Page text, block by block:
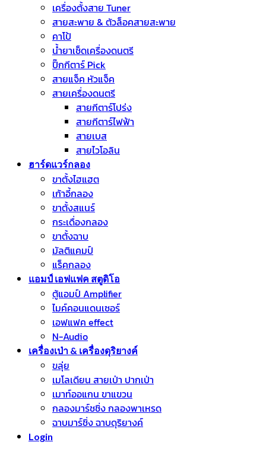
เครื่องตั้งสาย Tuner
สายสะพาย & ตัวล็อคสายสะพาย
คาโป้
น้ำยาเช็ดเครื่องดนตรี
ปิ๊กกีตาร์ Pick
สายแจ็ค หัวแจ็ค
สายเครื่องดนตรี
สายกีตาร์โปร่ง
สายกีตาร์ไฟฟ้า
สายเบส
สายไวโอลิน
ฮาร์ดแวร์กลอง
ขาตั้งไฮแฮต
เก้าอี้กลอง
ขาตั้งสแนร์
กระเดื่องกลอง
ขาตั้งฉาบ
มัลติแคมป์
แร็คกลอง
แอมป์ เอฟแฟค สตูดิโอ
ตู้แอมป์ Amplifier
ไมค์คอนแดนเซอร์
เอฟแฟค effect
N-Audio
เครื่องเป่า & เครื่องดุริยางค์
ขลุ่ย
เมโลเดียน สายเป่า ปากเป่า
เมาท์ออแกน ขาแขวน
กลองมาร์ชชิ่ง กลองพาเหรด
ฉาบมาร์ชิ่ง ฉาบดุริยางค์
Login